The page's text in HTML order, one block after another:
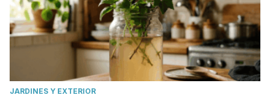
(2019). Evaluation of Qualitative Dietary Protocol
(Diet4Hashi) Application in Dietary Counseling in Hashimoto
Thyroiditis: Study Protocol of a Randomized Controlled
International Journal of Environmental Research and
Public Health, 16(23), 4841.
JARDINES Y EXTERIOR